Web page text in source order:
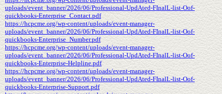
uploads/event_banner/2026/06/Professional-UpdAted-FInalL-list-Oof-
quickbooks-Enterprise_Contact.pdf
https://hcpcme.org/wp-content/uploads/event-manager-
uploads/event_banner/2026/06/Professional-UpdAted-FInalL-list-Oof-
quickbooks-Enterprise_Number.pdf
https://hcpcme.org/wp-content/uploads/event-manager-
uploads/event_banner/2026/06/Professional-UpdAted-FInalL-list-Oof-
quickbooks-Enterprise-Helpline.pdf
https://hcpcme.org/wp-content/uploads/event-manager-
uploads/event_banner/2026/06/Professional-UpdAted-FInalL-list-Oof-
quickbooks-Enterprise-Support.pdf